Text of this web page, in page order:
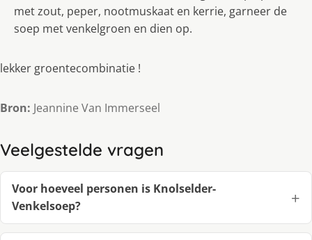
met zout, peper, nootmuskaat en kerrie, garneer de
soep met venkelgroen en dien op.
lekker groentecombinatie !
Bron: Jeannine Van Immerseel
Veelgestelde vragen
Voor hoeveel personen is Knolselder-
Venkelsoep?